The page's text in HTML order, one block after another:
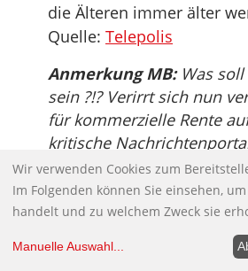
die Älteren immer älter
Quelle: Telepolis
Anmerkung MB:Was soll
sein ?!? Verirrt sich nun
für kommerzielle Rente
kritische
Krisensicherheit der
ebenso unterschlagen
kommerzieller
Bezeichnung
eindeutig eher auf die
Wir verwenden Cookies zum
Im Folgenden können Sie einsehen,
handelt und zu welchem Zweck sie
Manuelle Auswahl...